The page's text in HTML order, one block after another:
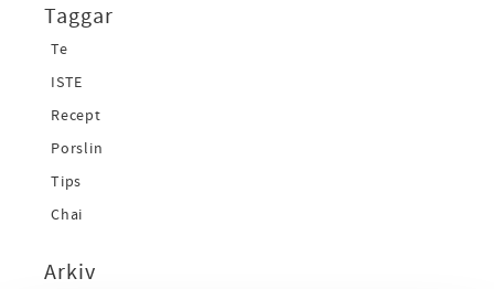
Taggar
Te
ISTE
Recept
Porslin
Tips
Chai
Arkiv